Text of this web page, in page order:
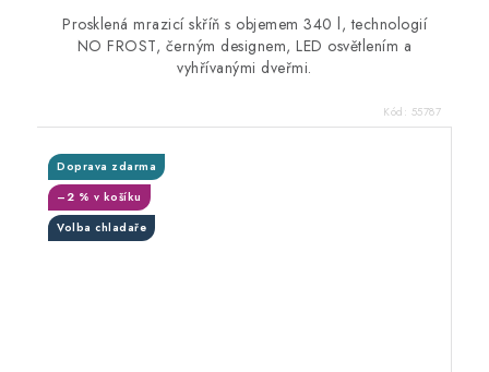
Prosklená mrazicí skříň s objemem 340 l, technologií
NO FROST, černým designem, LED osvětlením a
vyhřívanými dveřmi.
Kód: 55787
Doprava zdarma
–2 % v košíku
Volba chladaře